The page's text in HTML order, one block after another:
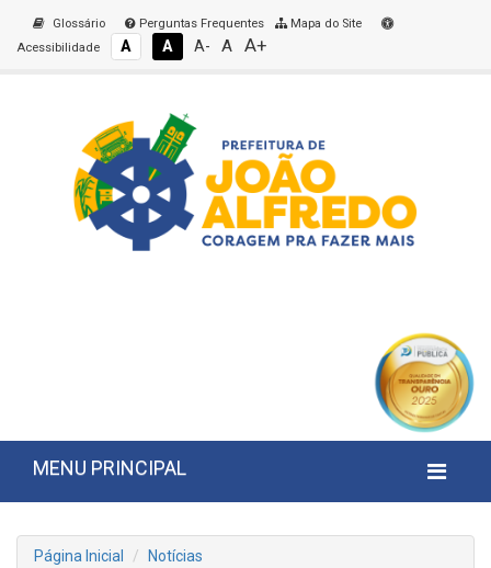
Glossário Perguntas Frequentes
Mapa do Site
Acessibilidade
A A A- A A+
MENU PRINCIPAL
Página Inicial
Notícias